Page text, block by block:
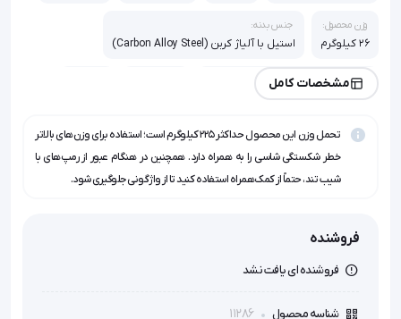
وزن محصول:
26 کیلوگرم
جنس بدنه:
استیل با آلیاژ کربن (Carbon Alloy Steel)
نوع شاسی:
دوبل مفتولی (Double Tube Frame)
مشخصات کامل
تحمل وزن این محصول حداکثر 225 کیلوگرم است؛ استفاده برای وزن‌های بالاتر
خطر شکستگی شاسی را به همراه دارد. همچنین در هنگام عبور از رمپ‌های با
شیب تند، حتماً از کمک‌همراه استفاده کنید تا از واژگونی جلوگیری شود.
فروشنده
فروشنده ای یافت نشد
شناسه محصول 11286